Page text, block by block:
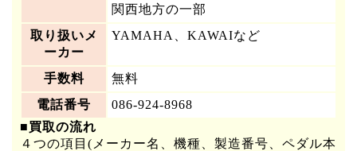
関西地方の一部
取り扱いメ
ーカー
YAMAHA、KAWAIなど
手数料
無料
電話番号
086-924-8968
■買取の流れ
４つの項目(メーカー名、機種、製造番号、ペダル本